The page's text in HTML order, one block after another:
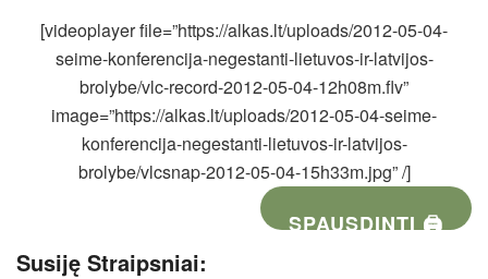
[videoplayer file=”https://alkas.lt/uploads/2012-05-04-
seime-konferencija-negestanti-lietuvos-ir-latvijos-
brolybe/vlc-record-2012-05-04-12h08m.flv”
image=”https://alkas.lt/uploads/2012-05-04-seime-
konferencija-negestanti-lietuvos-ir-latvijos-
brolybe/vlcsnap-2012-05-04-15h33m.jpg” /]
SPAUSDINTI 🖨
Susiję Straipsniai: